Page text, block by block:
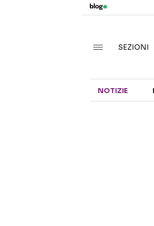
SEZIONI
NOTIZIE